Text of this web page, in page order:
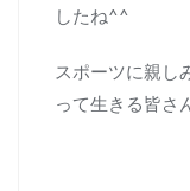
したね^^
スポーツに親し
って生きる皆さ